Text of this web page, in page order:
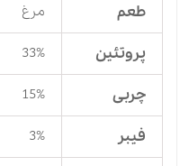
طعم مرغ
پروتئین 33%
چربی 15%
فیبر 3%